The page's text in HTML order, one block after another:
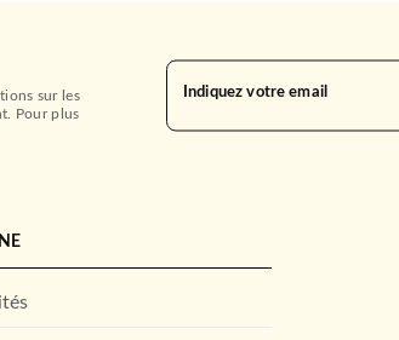
sur les
Pour plus
Indiquez votre email